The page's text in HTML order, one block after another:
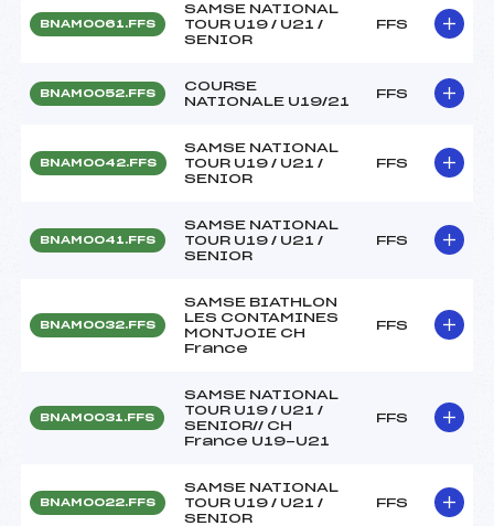
BNAM0061.FFS
SAMSE NATIONAL
TOUR U19 / U21 /
SENIOR
FFS
BNAM0052.FFS
COURSE
NATIONALE U19/21
FFS
BNAM0042.FFS
SAMSE NATIONAL
TOUR U19 / U21 /
SENIOR
FFS
BNAM0041.FFS
SAMSE NATIONAL
TOUR U19 / U21 /
SENIOR
FFS
BNAM0032.FFS
SAMSE BIATHLON
LES CONTAMINES
MONTJOIE CH
France
FFS
BNAM0031.FFS
SAMSE NATIONAL
TOUR U19 / U21 /
SENIOR// CH
France U19-U21
FFS
BNAM0022.FFS
SAMSE NATIONAL
TOUR U19 / U21 /
SENIOR
FFS